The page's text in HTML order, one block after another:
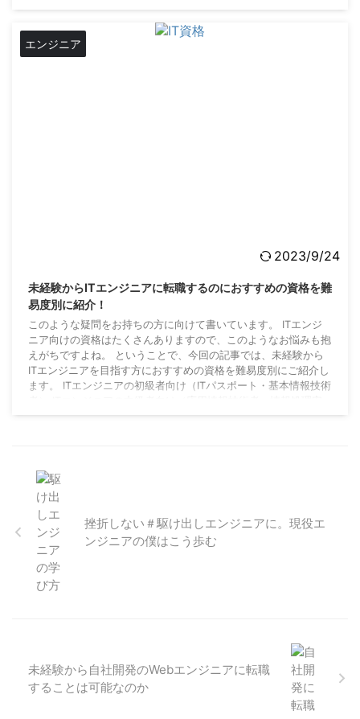
すね。選択肢としては以下の方法があると思っています。
POINT 独学（本や学習サイト等） プログ ...
エンジニア
2023/9/24
未経験からITエンジニアに転職するのにおすすめの資格を難
易度別に紹介！
このような疑問をお持ちの方に向けて書いています。 ITエンジ
ニア向けの資格はたくさんありますので、このようなお悩みも抱
えがちですよね。 ということで、今回の記事では、未経験から
ITエンジニアを目指す方におすすめの資格を難易度別にご紹介し
ます。 ITエンジニアの初級者向け（ITパスポート・基本情報技術
挫折しない＃駆け出しエンジニアに。現役エ
ンジニアの僕はこう歩む
未経験から自社開発のWebエンジニアに転職
することは可能なのか